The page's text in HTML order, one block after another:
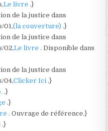
Le livre.}
de la justice dans
01,(la couverture).}
de la justice dans
02,Le livre. Disponible dans
de la justice dans
04,Clicker Ici.}
.}
.}
. Ouvrage de référence.}
.}